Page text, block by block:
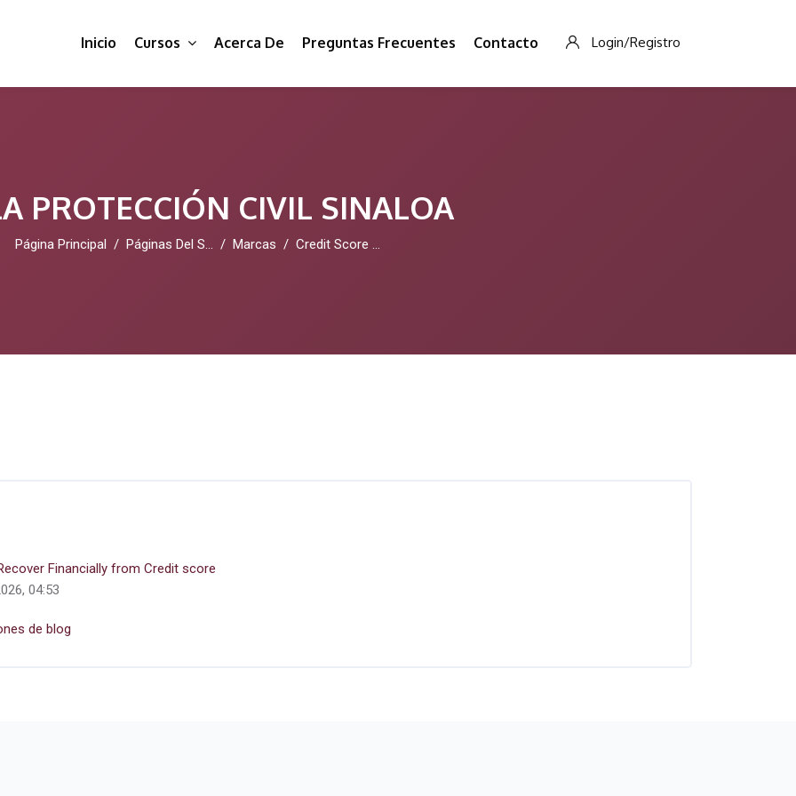
Inicio Cursos Acerca De Preguntas Frecuentes Contacto Login/Registro
PROTECCIÓN CIVIL SINALOA
Página Principal Páginas Del Sitio Marcas Credit Score Repair
Financially from Credit score
04:53
de blog